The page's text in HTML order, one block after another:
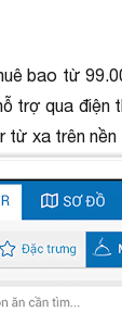
bao từ
trợ qua
xa trên nền